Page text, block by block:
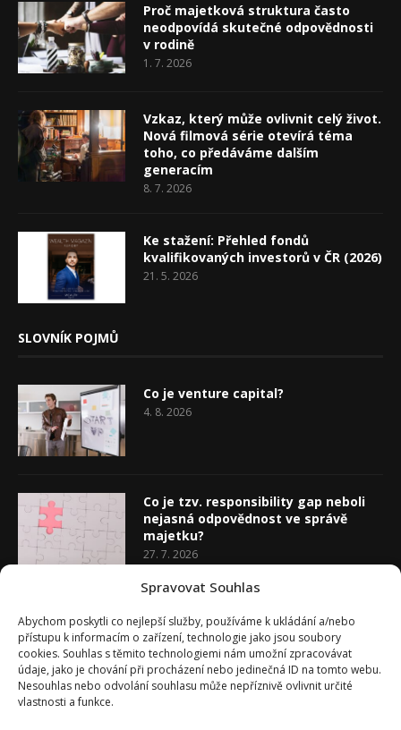
Spravovat Souhlas
Abychom poskytli co nejlepší služby, používáme k ukládání a/nebo
přístupu k informacím o zařízení, technologie jako jsou soubory
cookies. Souhlas s těmito technologiemi nám umožní zpracovávat
údaje, jako je chování při procházení nebo jedinečná ID na tomto webu.
Nesouhlas nebo odvolání souhlasu může nepříznivě ovlivnit určité
vlastnosti a funkce.
Proč majetková struktura často
neodpovídá skutečné odpovědnosti
v rodině
1. 7. 2026
Vzkaz, který může ovlivnit celý život.
Nová filmová série otevírá téma
toho, co předáváme dalším
generacím
8. 7. 2026
Ke stažení: Přehled fondů
kvalifikovaných investorů v ČR (2026)
21. 5. 2026
SLOVNÍK POJMŮ
Co je venture capital?
4. 8. 2026
Co je tzv. responsibility gap neboli
nejasná odpovědnost ve správě
majetku?
27. 7. 2026
20. 7. 2026